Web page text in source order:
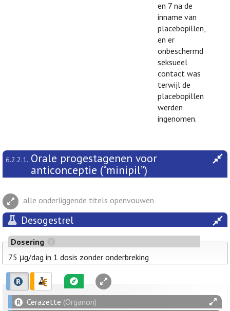
en 7 na de
inname van
placebopillen,
en er
onbeschermd
seksueel
contact was
terwijl de
placebopillen
werden
ingenomen.
6.2.2.1. Orale progestagenen voor
anticonceptie (“minipil”)
alle onderliggende titels openvouwen
Desogestrel
Dosering
75 μg/dag in 1 dosis zonder onderbreking
Cerazette (Organon)